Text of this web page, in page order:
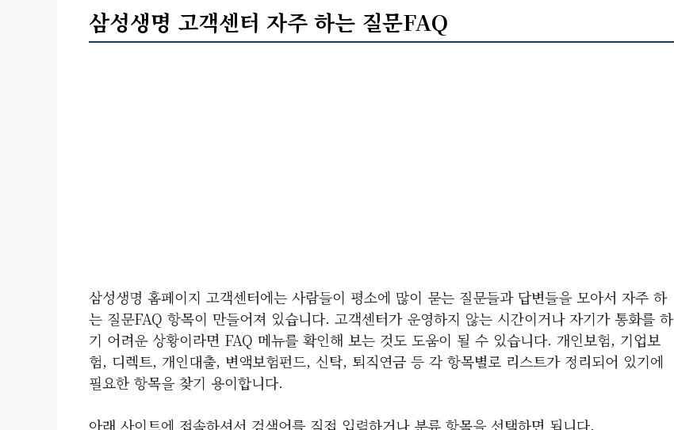
삼성생명 고객센터 자주 하는 질문FAQ
삼성생명 홈페이지 고객센터에는 사람들이 평소에 많이 묻는 질문들과 답변들을 모아서 자주 하
는 질문FAQ 항목이 만들어져 있습니다. 고객센터가 운영하지 않는 시간이거나 자기가 통화를 하
기 어려운 상황이라면 FAQ 메뉴를 확인해 보는 것도 도움이 될 수 있습니다. 개인보험, 기업보
험, 디렉트, 개인대출, 변액보험펀드, 신탁, 퇴직연금 등 각 항목별로 리스트가 정리되어 있기에
필요한 항목을 찾기 용이합니다.
아래 사이트에 접속하셔서 검색어를 직접 입력하거나 분류 항목을 선택하면 됩니다.